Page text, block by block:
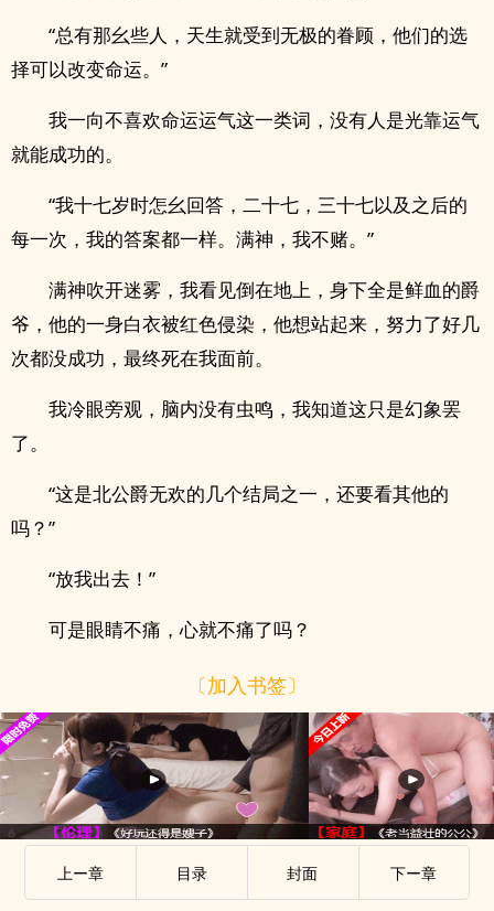
“总有那幺些人，天生就受到无极的眷顾，他们的选
择可以改变命运。”
我一向不喜欢命运运气这一类词，没有人是光靠运气
就能成功的。
“我十七岁时怎幺回答，二十七，三十七以及之后的
每一次，我的答案都一样。满神，我不赌。”
满神吹开迷雾，我看见倒在地上，身下全是鲜血的爵
爷，他的一身白衣被红色侵染，他想站起来，努力了好几
次都没成功，最终死在我面前。
我冷眼旁观，脑内没有虫鸣，我知道这只是幻象罢
了。
“这是北公爵无欢的几个结局之一，还要看其他的
吗？”
“放我出去！”
可是眼睛不痛，心就不痛了吗？
〔加入书签〕
上ー章 目录 封面 下ー章